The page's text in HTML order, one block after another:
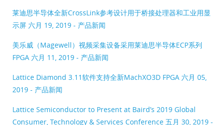
莱迪思半导体全新CrossLink参考设计用于桥接处理器和工业用显
示屏 六月 19, 2019 - 产品新闻
美乐威（Magewell）视频采集设备采用莱迪思半导体ECP系列
FPGA 六月 11, 2019 - 产品新闻
Lattice Diamond 3.11软件支持全新MachXO3D FPGA 六月 05,
2019 - 产品新闻
Lattice Semiconductor to Present at Baird’s 2019 Global
Consumer, Technology & Services Conference 五月 30, 2019 -